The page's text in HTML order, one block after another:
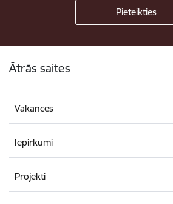
Ātrās saites
Vakances
Iepirkumi
Projekti